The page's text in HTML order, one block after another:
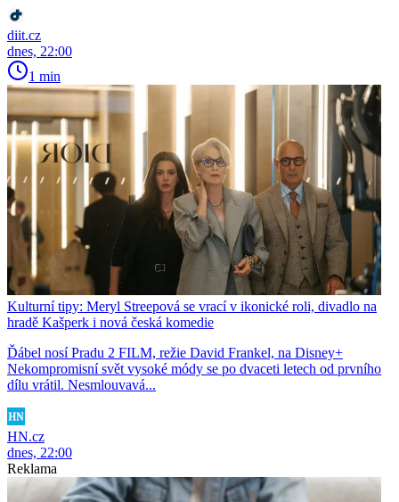
diit.cz
dnes, 22:00
1 min
Kulturní tipy: Meryl Streepová se vrací v ikonické roli, divadlo na
hradě Kašperk i nová česká komedie
Ďábel nosí Pradu 2 FILM, režie David Frankel, na Disney+
Nekompromisní svět vysoké módy se po dvaceti letech od prvního
dílu vrátil. Nesmlouvavá...
HN.cz
dnes, 22:00
Reklama